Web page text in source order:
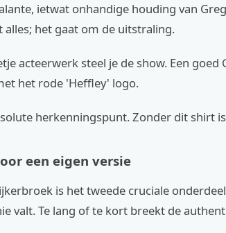
ietwat onhandige houding van
alles; het gaat om de uitstraling.
acteerwerk steel je de show. Een
het rode 'Heffley' logo.
herkenningspunt. Zonder dit shirt
een eigen versie
is het tweede cruciale
valt. Te lang of te kort breekt de